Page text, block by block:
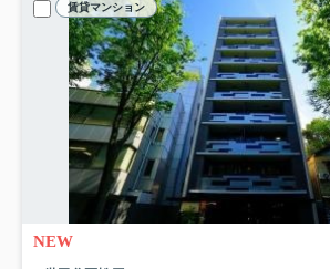
賃貸マンション
NEW